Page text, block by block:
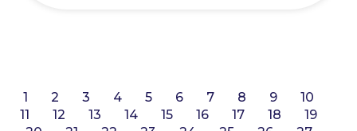
1 2 3 4 5 6 7 8 9
10
11
12 13 14 15 16 17 18
19